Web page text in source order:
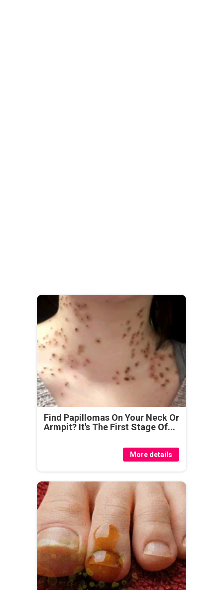
Find Papillomas On Your Neck Or
Armpit? It's The First Stage Of...
More details